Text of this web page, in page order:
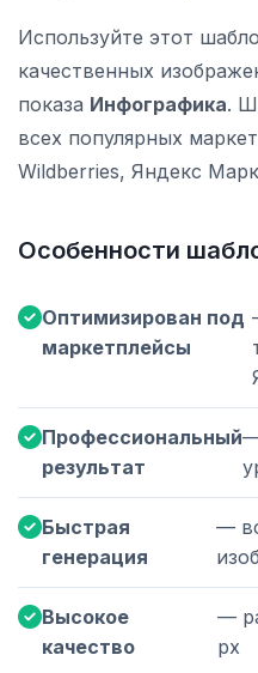
Используйте этот
качественных
показа Инфографика.
всех популярных
Wildberries, Яндекс
Особенности
Оптимизирован под
маркетплейсы
Профессиональный
результат
Быстрая
генерация
—
Высокое
качество
—
px